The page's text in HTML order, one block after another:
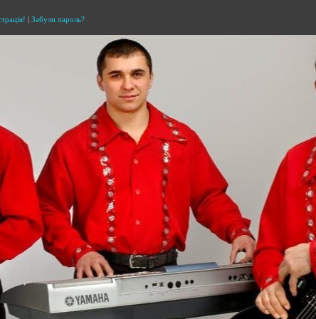
| Забули пароль?